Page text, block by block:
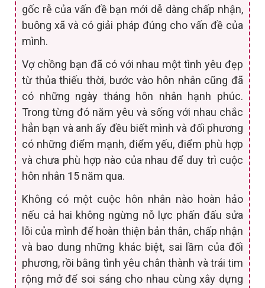
gốc rễ của vấn đề bạn mới dễ dàng chấp nhận,
buông xã và có giải pháp đúng cho vấn đề của
mình.
Vợ chồng bạn đã có với nhau một tình yêu đẹp
từ thủa thiếu thời, bước vào hôn nhân cũng đã
có những ngày tháng hôn nhân hạnh phúc.
Trong từng đó năm yêu và sống với nhau chắc
hẳn bạn và anh ấy đều biết mình và đối phương
có những điểm mạnh, điểm yếu, điểm phù hợp
và chưa phù hợp nào của nhau để duy trì cuộc
hôn nhân 15 năm qua.
Không có một cuộc hôn nhân nào hoàn hảo
nếu cả hai không ngừng nỗ lực phấn đấu sửa
lỗi của mình để hoàn thiện bản thân, chấp nhận
và bao dung những khác biệt, sai lầm của đối
phương, rồi bằng tình yêu chân thành và trái tim
rộng mở để soi sáng cho nhau cùng xây dựng